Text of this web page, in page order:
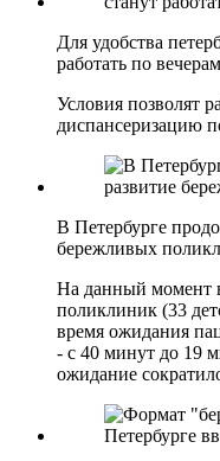
Для удобства
работать по
Условия позволят
диспансеризацию
В Петербурге
бережливых
На данный момент
поликлиник (33
время ожидания
- с 40 минут до 19
ожидание